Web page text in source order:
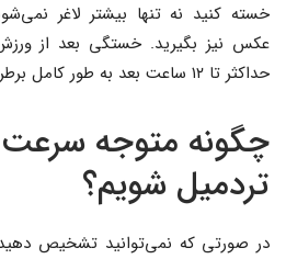
خسته کنید نه تنها بیشتر لاغر
عکس نیز بگیرید. خستگی بعد از ورزش
حداکثر تا ۱۲ ساعت بعد به طور کامل برطرف گردد.
چگونه متوجه
تردمیل شویم؟
در صورتی که نمی‌توانید تشخیص